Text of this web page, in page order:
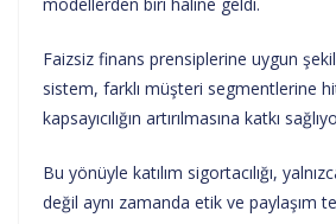
Faizsiz finans prensiplerine uygun
sistem, farklı müşteri segmentlerine
kapsayıcılığın artırılmasına katkı
Bu yönüyle katılım sigortacılığı,
değil aynı zamanda etik ve paylaşım